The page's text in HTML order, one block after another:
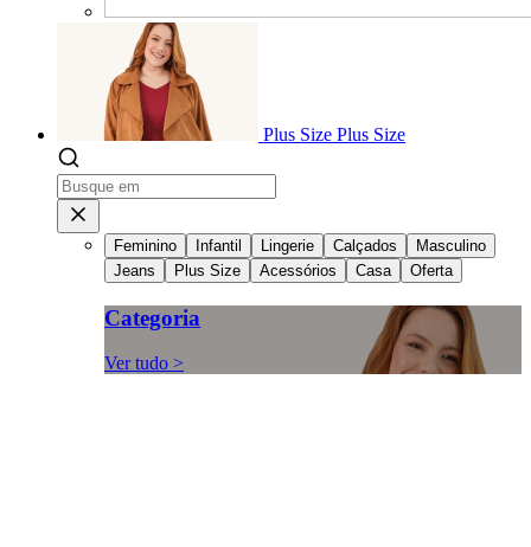
Plus Size Plus Size
Feminino Infantil Lingerie Calçados
Masculino
Jeans
Plus Size Acessórios Casa Oferta
Categoria
Ver tudo >